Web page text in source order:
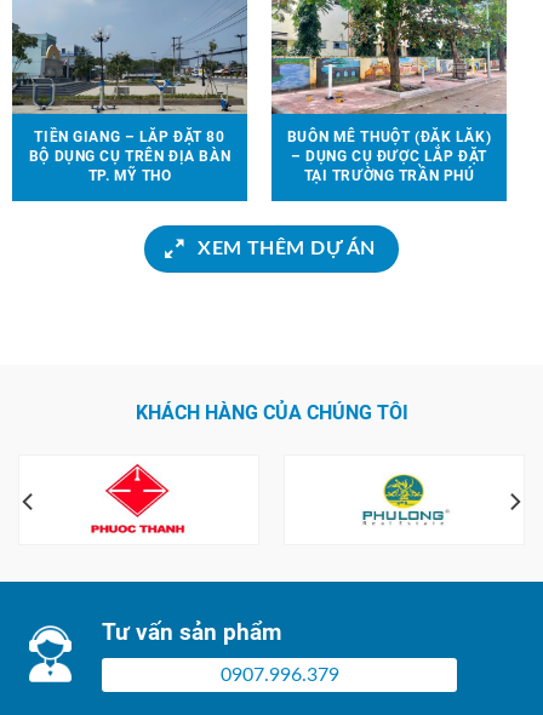
TIỀN GIANG – LẮP ĐẶT 80
BỘ DỤNG CỤ TRÊN ĐỊA BÀN
TP. MỸ THO
BUÔN MÊ THUỘT (ĐẮK LẮK)
– DỤNG CỤ ĐƯỢC LẮP ĐẶT
TẠI TRƯỜNG TRẦN PHÚ
XEM THÊM DỰ ÁN
KHÁCH HÀNG CỦA CHÚNG TÔI
Tư vấn sản phẩm
0907.996.379